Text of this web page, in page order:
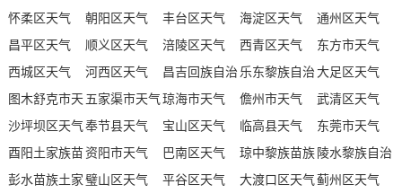
族自治州天气
怀柔区天气
朝阳区天气 丰台区天气 海淀区天气
通州区天气
昌平区天气
顺义区天气 涪陵区天气 西青区天气
东方市天气
西城区天气
河西区天气
昌吉回族自治
州天气
乐东黎族自治
县天气
大足区天气
图木舒克市天
气
五家渠市天气琼海市天气 儋州市天气
武清区天气
沙坪坝区天气奉节县天气 宝山区天气 临高县天气
东莞市天气
酉阳土家族苗
族自治县天气
资阳市天气 巴南区天气
琼中黎族苗族
自治县天气
陵水黎族自治
县天气
彭水苗族土家 璧山区天气 平谷区天气 大渡口区天气蓟州区天气